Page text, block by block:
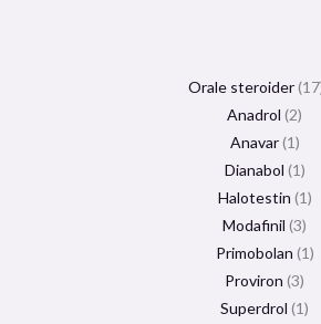
Orale steroider 17
Anadrol 2
Anavar 1
Dianabol 1
Halotestin 1
Modafinil 3
Primobolan 1
Proviron 3
Superdrol 1